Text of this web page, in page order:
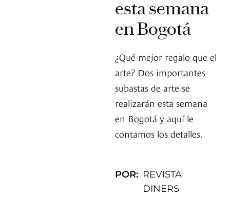
esta semana
en Bogotá
¿Qué mejor regalo que el
arte? Dos importantes
subastas de arte se
realizarán esta semana
en Bogotá y aquí le
contamos los detalles.
POR: REVISTA
DINERS